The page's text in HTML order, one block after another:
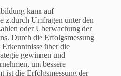
kann auf
z.durch Umfragen unter den
oder Überwachung der
Durch die Erfolgsmessung
über die
gewinnen und
um bessere
ist die Erfolgsmessung der